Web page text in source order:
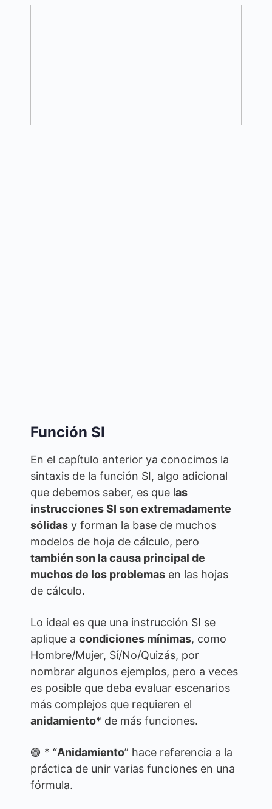
Función SI
En el capítulo anterior ya conocimos la
sintaxis de la función SI, algo adicional
que debemos saber, es que las
instrucciones SI son extremadamente
sólidas y forman la base de muchos
modelos de hoja de cálculo, pero
también son la causa principal de
muchos de los problemas en las hojas
de cálculo.
Lo ideal es que una instrucción SI se
aplique a condiciones mínimas, como
Hombre/Mujer, Sí/No/Quizás, por
nombrar algunos ejemplos, pero a veces
es posible que deba evaluar escenarios
más complejos que requieren el
anidamiento* de más funciones.
🟢 * “Anidamiento” hace referencia a la
práctica de unir varias funciones en una
fórmula.